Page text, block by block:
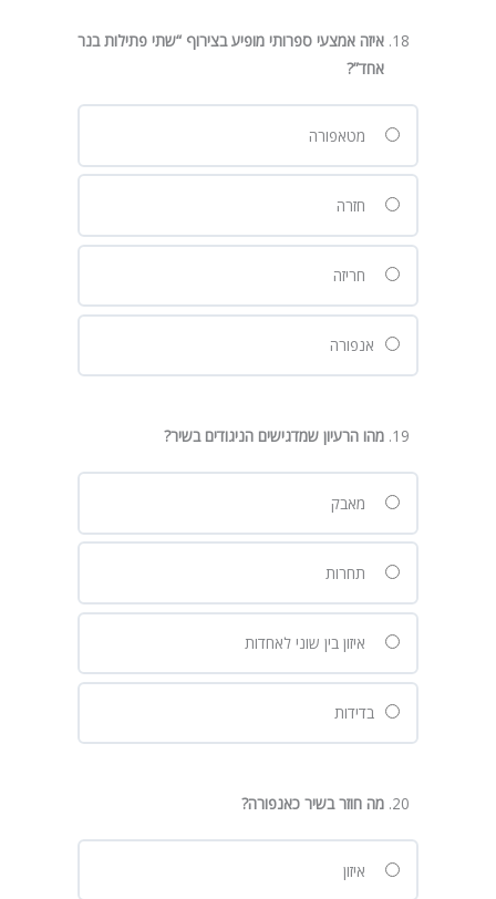
איזה אמצעי ספרותי מופיע בצירוף “שתי פתילות בנר
אחד”?
מטאפורה
חזרה
חריזה
אנפורה
מהו הרעיון שמדגישים הניגודים בשיר?
מאבק
תחרות
איזון בין שוני לאחדות
בדידות
מה חוזר בשיר כאנפורה?
איזון